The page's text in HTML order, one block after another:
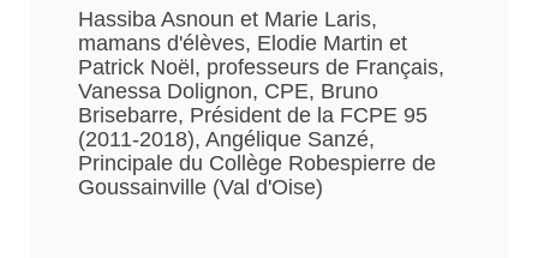
Hassiba Asnoun et Marie Laris,
mamans d'élèves, Elodie Martin et
Patrick Noël, professeurs de Français,
Vanessa Dolignon, CPE, Bruno
Brisebarre, Président de la FCPE 95
(2011-2018), Angélique Sanzé,
Principale du Collège Robespierre de
Goussainville (Val d'Oise)